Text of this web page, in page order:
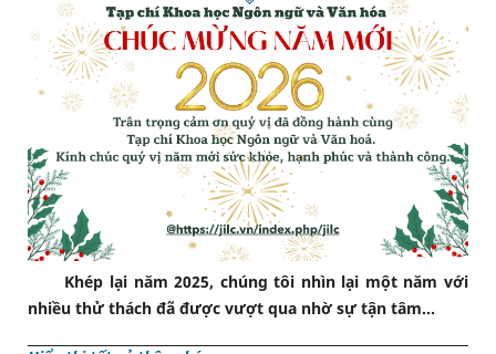
Khép lại năm 2025, chúng tôi nhìn lại một năm với
nhiều thử thách đã được vượt qua nhờ sự tận tâm...